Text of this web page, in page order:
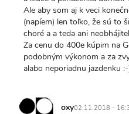
Ale aby som aj k veci
(napíem) len toľko, že sú to
choré a a teda ani
Za cenu do 400e kúpim na
podobným výkonom a za
alabo neporiadnu jazdenku :-
oxy02.11.2018 -